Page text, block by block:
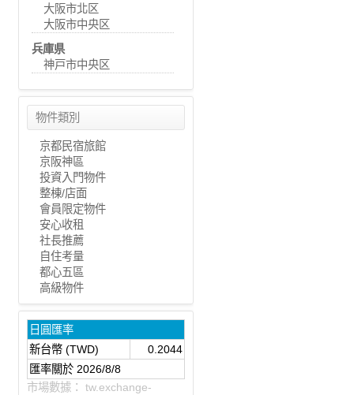
大阪市北区
大阪市中央区
兵庫県
神戸市中央区
物件類別
京都民宿旅館
京阪神區
投資入門物件
整棟/店面
會員限定物件
安心收租
社長推薦
自住考量
都心五區
高級物件
日圓匯率
新台幣 (TWD)
0.2044
匯率關於 2026/8/8
市場數據： tw.exchange-